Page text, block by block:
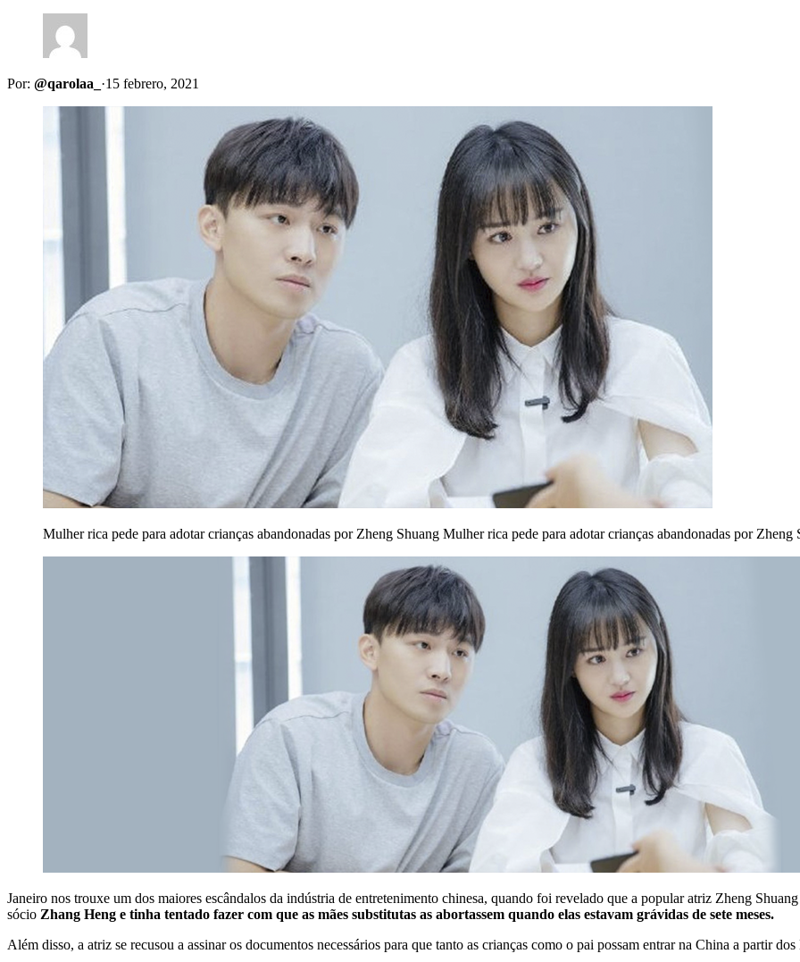
Por: @qarolaa_ ·15 febrero, 2021
Mulher rica pede para adotar crianças abandonadas por Zheng Shuang Mulher rica pede para adotar crianças abandonadas por Zheng
Janeiro nos trouxe um dos maiores escândalos da indústria de entretenimento chinesa, quando foi revelado que a popular atriz Zheng
sócio Zhang Heng e tinha tentado fazer com que as mães substitutas as abortassem quando elas estavam grávidas de sete meses.
Além disso, a atriz se recusou a assinar os documentos necessários para que tanto as crianças como o pai possam entrar na China a partir